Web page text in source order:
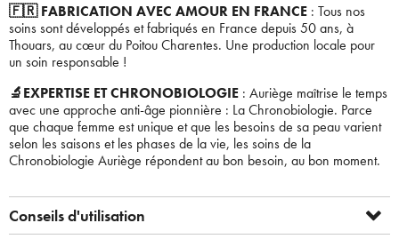
🇫🇷 FABRICATION AVEC AMOUR EN FRANCE : Tous nos
soins sont développés et fabriqués en France depuis 50 ans, à
Thouars, au cœur du Poitou Charentes. Une production locale pour
un soin responsable !
🔬EXPERTISE ET CHRONOBIOLOGIE : Auriège maîtrise le temps
avec une approche anti-âge pionnière : La Chronobiologie. Parce
que chaque femme est unique et que les besoins de sa peau varient
selon les saisons et les phases de la vie, les soins de la
Chronobiologie Auriège répondent au bon besoin, au bon moment.
Conseils d'utilisation